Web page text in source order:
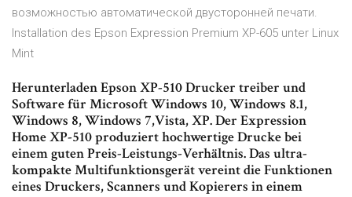
возможностью автоматической двусторонней печати.
Installation des Epson Expression Premium XP-605 unter Linux
Mint
Herunterladen Epson XP-510 Drucker treiber und
Software für Microsoft Windows 10, Windows 8.1,
Windows 8, Windows 7,Vista, XP. Der Expression
Home XP-510 produziert hochwertige Drucke bei
einem guten Preis-Leistungs-Verhältnis. Das ultra-
kompakte Multifunktionsgerät vereint die Funktionen
eines Druckers, Scanners und Kopierers in einem